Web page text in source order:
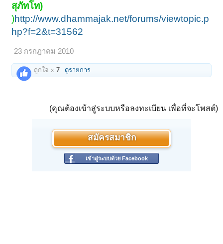
สุภัทโท)
)http://www.dhammajak.net/forums/viewtopic.p
hp?f=2&t=31562
23 กรกฎาคม 2010
ถูกใจ x7 ดูรายการ
(คุณต้องเข้าสู่ระบบหรือลงทะเบียน เพื่อที่จะโพสต์)
สมัครสมาชิก
เข้าสู่ระบบด้วย Facebook